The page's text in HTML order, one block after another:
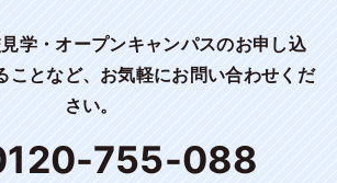
学・オープンキャンパスのお申し込
ことなど、お気軽にお問い合わせくだ
さい。
755-088